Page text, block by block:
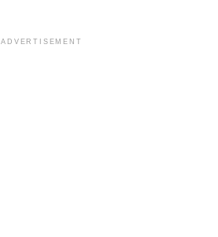
ADVERTISEMENT